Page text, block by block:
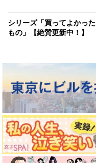
シリーズ「買ってよかった
もの」【絶賛更新中！】